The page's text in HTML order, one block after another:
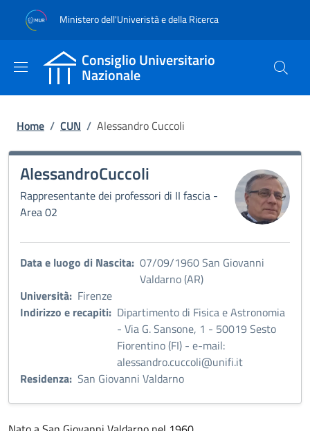
al contenuto principale
to footer content
Ministero dell'Univeristà e della Ricerca
Consiglio Universitario
Nazionale
Briciole di pane
Home / CUN / Alessandro Cuccoli
AlessandroCuccoli
Rappresentante dei professori di II fascia -
Area 02
Immagine:
Data e luogo di Nascita: 07/09/1960 San Giovanni
Valdarno (AR)
Università: Firenze
Indirizzo e recapiti: Dipartimento di Fisica e Astronomia
- Via G. Sansone, 1 - 50019 Sesto
Fiorentino (FI) - e-mail:
alessandro.cuccoli@unifi.it
Residenza: San Giovanni Valdarno